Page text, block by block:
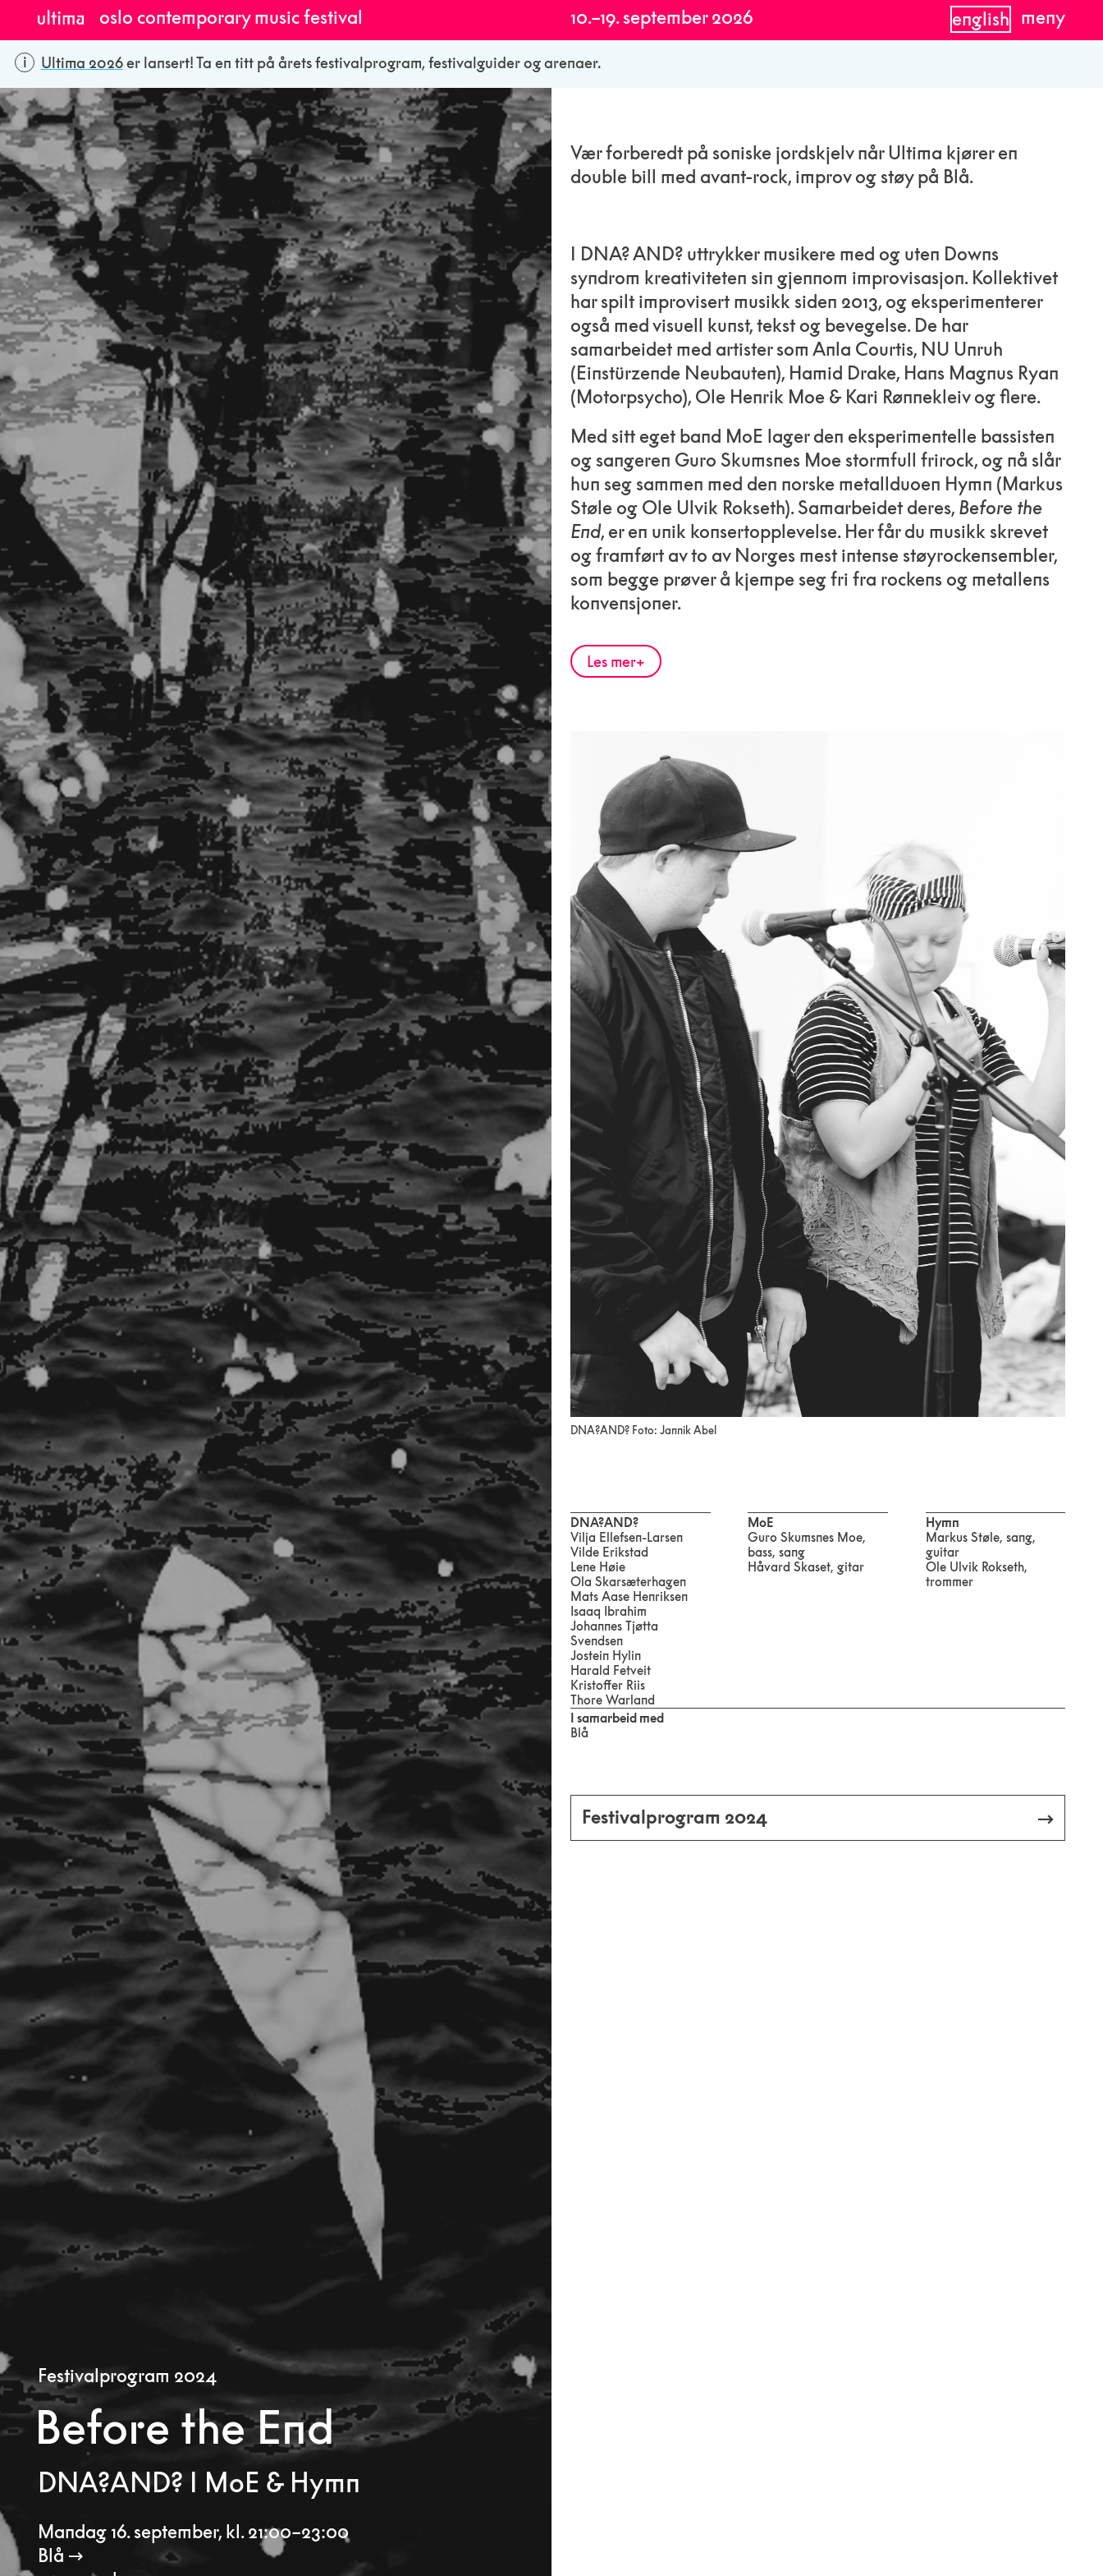
Ultima 2026er lansert! Ta en titt på årets festivalprogram, festivalguider og arenaer.
oslo contemporary music festival 10.–19. september 2026 english meny
Festivalprogram 2024
Before the End
DNA?AND? I MoE & Hymn
Mandag 16. september, kl. 21:00–23:00
Blå
Vær forberedt på soniske jordskjelv når Ultima kjører en
double bill med avant-rock, improv og støy på Blå.
I DNA? AND? uttrykker musikere med og uten Downs
syndrom kreativiteten sin gjennom improvisasjon. Kollektivet
har spilt improvisert musikk siden 2013, og eksperimenterer
også med visuell kunst, tekst og bevegelse. De har
samarbeidet med artister som Anla Courtis, NU Unruh
(Einstürzende Neubauten), Hamid Drake, Hans Magnus Ryan
(Motorpsycho), Ole Henrik Moe & Kari Rønnekleiv og flere.
Med sitt eget band MoE lager den eksperimentelle bassisten
og sangeren Guro Skumsnes Moe stormfull frirock, og nå slår
hun seg sammen med den norske metallduoen Hymn (Markus
Støle og Ole Ulvik Rokseth). Samarbeidet deres, Before the
End, er en unik konsertopplevelse. Her får du musikk skrevet
og framført av to av Norges mest intense støyrockensembler,
som begge prøver å kjempe seg fri fra rockens og metallens
konvensjoner.
Les mer
DNA?AND? Foto: Jannik Abel
DNA?AND?
Vilja Ellefsen-Larsen
Vilde Erikstad
Lene Høie
Ola Skarsæterhagen
Mats Aase Henriksen
Isaaq Ibrahim
Johannes Tjøtta
Svendsen
Jostein Hylin
Harald Fetveit
Kristoffer Riis
Thore Warland
MoE
Guro Skumsnes Moe,
bass, sang
Håvard Skaset, gitar
Hymn
Markus Støle, sang,
guitar
Ole Ulvik Rokseth,
trommer
I samarbeid med
Blå
Festivalprogram 2024